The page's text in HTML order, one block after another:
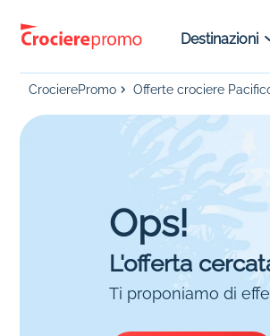
Destinazioni
CrocierePromo Offerte crociere
Ops!
L'offerta
Ti proponiamo di